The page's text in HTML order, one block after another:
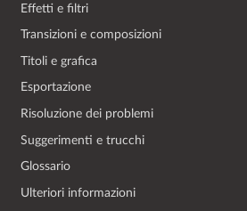
Effetti e filtri
Transizioni e composizioni
Titoli e grafica
Esportazione
Risoluzione dei problemi
Suggerimenti e trucchi
Glossario
Ulteriori informazioni